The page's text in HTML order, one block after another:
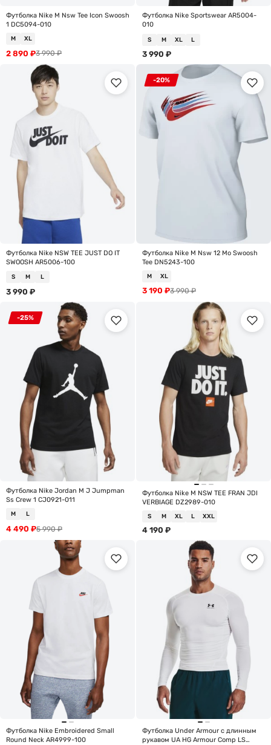
Футболка Nike M Nsw Tee Icon Swoosh
1 DC5094-010
M XL
3 990₽
2 890 ₽
Футболка Nike Sportswear AR5004-
010
S M XL L
3 990 ₽
Футболка Nike NSW TEE JUST DO IT
SWOOSH AR5006-100
S M L
3 990 ₽
-20%
Футболка Nike M Nsw 12 Mo Swoosh
Tee DN5243-100
M XL
3 990₽
3 190 ₽
-25%
Футболка Nike Jordan M J Jumpman
Ss Crew 1 CJ0921-011
M L
5 990₽
4 490 ₽
Футболка Nike M NSW TEE FRAN JDI
VERBIAGE DZ2989-010
S M XL L XXL
4 190 ₽
Футболка Nike Embroidered Small
Round Neck AR4999-100
Футболка Under Armour с длинным
рукавом UA HG Armour Comp LS